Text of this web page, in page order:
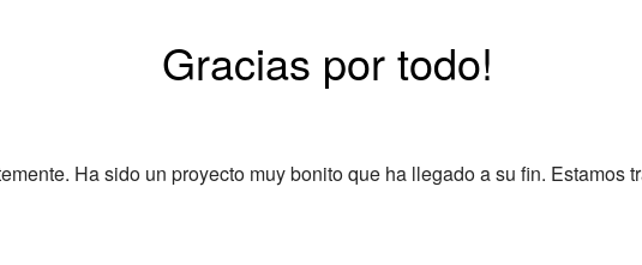
Gracias por todo!
Ha sido un proyecto muy bonito que ha llegado a su fin. Estamos